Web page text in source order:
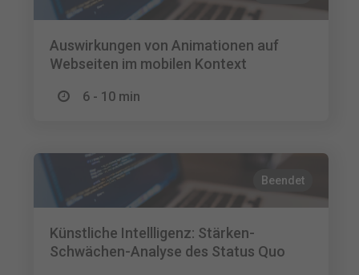
Auswirkungen von Animationen auf
Webseiten im mobilen Kontext
6 - 10 min
Beendet
Künstliche Intellligenz: Stärken-
Schwächen-Analyse des Status Quo